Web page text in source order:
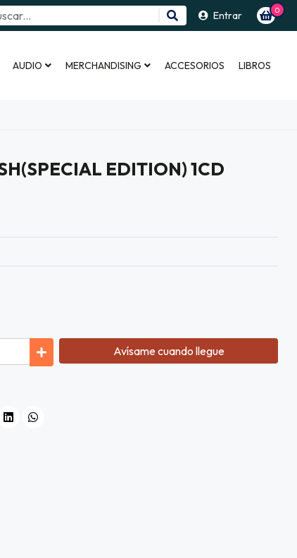
Entrar 0
AUDIO MERCHANDISING ACCESORIOS LIBROS
EDITION) 1CD
Avísame cuando llegue